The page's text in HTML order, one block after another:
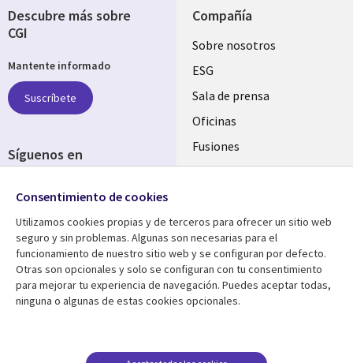
Compañía
Useful
links
SPAIN
Sobre nosotros
ESG
Sala de prensa
Oficinas
Fusiones
Inversores
Centro de Recursos
Library
Links
Artículos
Blogs
Casos de éxito
Ayuda
Legal
SPAIN
Aviso Legal
Política de Privacidad
Gestión de cookies
Descubre más sobre
CGI
Mantente informado
Suscríbete
Síguenos en
Media
SPAIN
Consentimiento de cookies
Utilizamos cookies propias y de terceros para ofrecer un sitio web
seguro y sin problemas. Algunas son necesarias para el
funcionamiento de nuestro sitio web y se configuran por defecto.
Otras son opcionales y solo se configuran con tu consentimiento
para mejorar tu experiencia de navegación. Puedes aceptar todas,
ninguna o algunas de estas cookies opcionales.